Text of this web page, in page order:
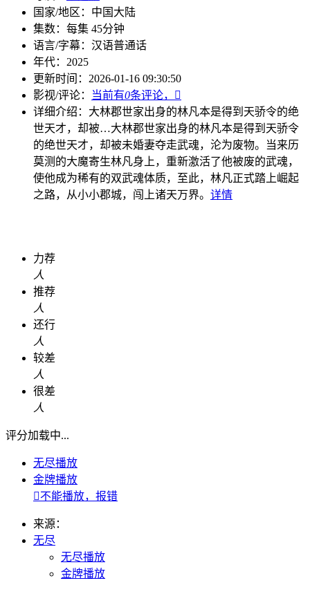
国家/地区： 中国大陆
集数： 每集 45分钟
语言/字幕： 汉语普通话
年代： 2025
更新时间： 2026-01-16 09:30:50
影视/评论：
当前有0条评论，

详细介绍： 大林郡世家出身的林凡本是得到天骄令的绝
世天才，却被…大林郡世家出身的林凡本是得到天骄令
的绝世天才，却被未婚妻夺走武魂，沦为废物。当来历
莫测的大魔寄生林凡身上，重新激活了他被废的武魂，
使他成为稀有的双武魂体质，至此，林凡正式踏上崛起
之路，从小小郡城，闯上诸天万界。 详情
力荐
人
推荐
人
还行
人
较差
人
很差
人
评分加载中...
无尽播放
金牌播放
不能播放，报错
来源：
无尽
无尽播放
金牌播放